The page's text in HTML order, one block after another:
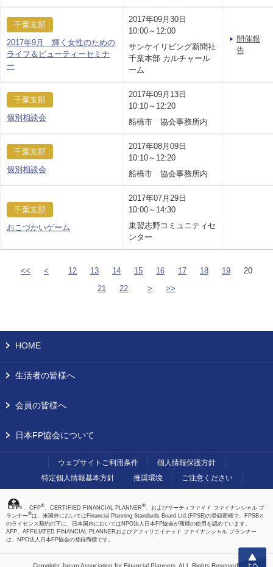
千葉支部
2017年9月 輝く女性のための
ライフ＆ビューティーセミナ
ー
2017年09月30日
10:00～12:00
サンケイリビング新聞社
千葉本部 カルチャール
ーム
開催報
告
千葉支部
個別相談会
2017年09月13日
10:10～12:20
船橋市 協会事務所内
千葉支部
個別相談会
2017年08月09日
10:10～12:20
船橋市 協会事務所内
千葉支部
おこづかいゲーム
2017年07月29日
10:00～14:30
東習志野コミュニティセ
ンター
<< < 12 13 14 15 16 17 18 19
20
21
22 > >>
上へ
HOME
生活者の皆様へ
会員の皆様へ
日本FP協会について
ウェブサイトご利用条件
個人情報保護方針
特定個人情報基本方針
推奨環境 ご注意ください
、CFP®、CERTIFIED FINANCIAL PLANNER®、およびサーティファイド ファイナンシャル プ
ランナー®は、米国外においてはFinancial Planning Standards Board Ltd.(FPSB)の登録商標で、FPSBと
のライセンス契約の下に、日本国内においてはNPO法人日本FP協会が商標の使用を認めています。
AFP、AFFILIATED FINANCIAL PLANNERおよびアフィリエイテッド ファイナンシャル プランナー
は、NPO法人日本FP協会の登録商標です。
Copyright Japan Association for Financial Planners, ALL Rights Reserved.